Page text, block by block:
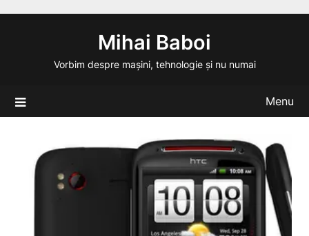
Mihai Baboi
Vorbim despre mașini, tehnologie și nu numai
Menu